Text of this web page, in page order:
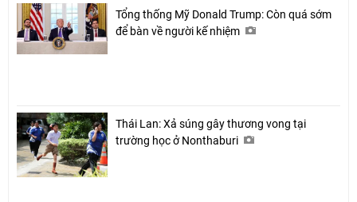
Tổng thống Mỹ Donald Trump: Còn quá sớm
để bàn về người kế nhiệm
Thái Lan: Xả súng gây thương vong tại
trường học ở Nonthaburi